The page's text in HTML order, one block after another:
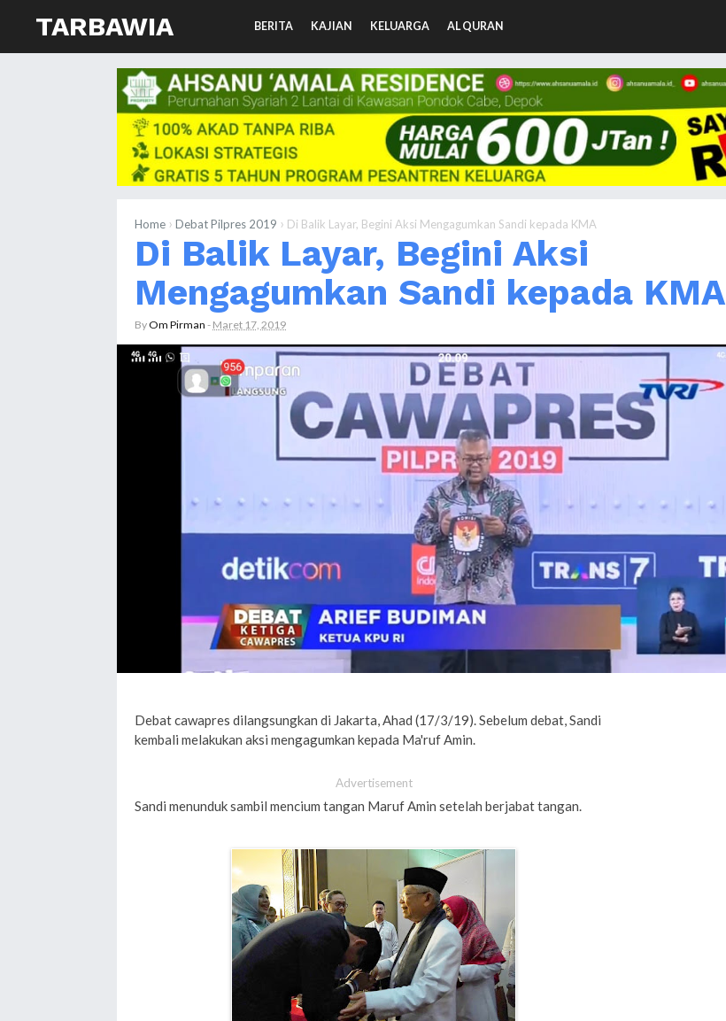
TARBAWIA BERITA KAJIAN KELUARGA AL QURAN
Home › Debat Pilpres 2019 › Di Balik Layar, Begini Aksi Mengagumkan Sandi kepada KMA
Di Balik Layar, Begini Aksi
Mengagumkan Sandi kepada KMA
ByOm Pirman - Maret 17, 2019
Debat cawapres dilangsungkan di Jakarta, Ahad (17/3/19). Sebelum debat, Sandi
kembali melakukan aksi mengagumkan kepada Ma'ruf Amin.
Advertisement
Sandi menunduk sambil mencium tangan Maruf Amin setelah berjabat tangan.